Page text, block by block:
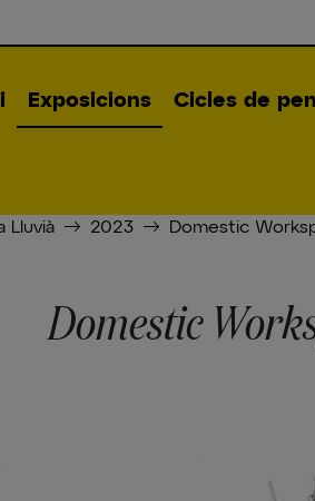
Exposicions Cicles de
Lluvià 2023 Domestic
Domestic